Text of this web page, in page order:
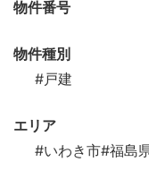
物件番号
物件種別
#戸建
エリア
#いわき市#福島